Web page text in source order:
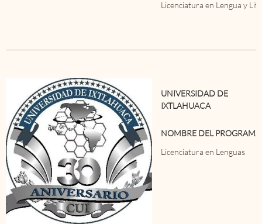
Licenciatura en Lengua y
UNIVERSIDAD DE
IXTLAHUACA
NOMBRE DEL PROGRAMA
Licenciatura en Lenguas